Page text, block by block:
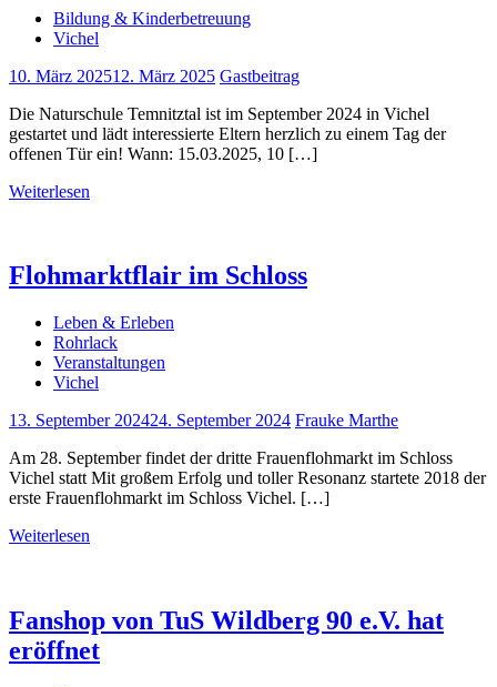
Bildung & Kinderbetreuung
Vichel
10. März 202512. März 2025 Gastbeitrag
Die Naturschule Temnitztal ist im September 2024 in Vichel
gestartet und lädt interessierte Eltern herzlich zu einem Tag der
offenen Tür ein! Wann: 15.03.2025, 10 […]
Weiterlesen
Flohmarktflair im Schloss
Leben & Erleben
Rohrlack
Veranstaltungen
Vichel
13. September 202424. September 2024 Frauke Marthe
Am 28. September findet der dritte Frauenflohmarkt im Schloss
Vichel statt Mit großem Erfolg und toller Resonanz startete 2018 der
erste Frauenflohmarkt im Schloss Vichel. […]
Weiterlesen
Fanshop von TuS Wildberg 90 e.V. hat
eröffnet